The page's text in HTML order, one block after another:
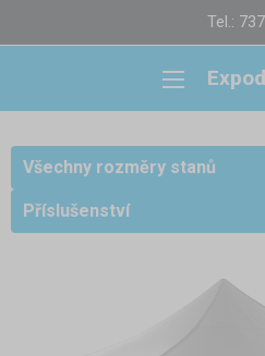
Tel.:
Všechny rozměry stanů
Příslušenství